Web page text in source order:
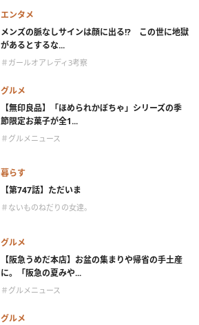
エンタメ
メンズの脈なしサインは顔に出る!? この世に地獄
があるとするな...
＃ガールオアレディ3考察
グルメ
【無印良品】「ほめられかぼちゃ」シリーズの季
節限定お菓子が全1...
＃グルメニュース
暮らす
【第747話】ただいま
＃ないものねだりの女達。
グルメ
【阪急うめだ本店】お盆の集まりや帰省の手土産
に。「阪急の夏みや...
＃グルメニュース
グルメ